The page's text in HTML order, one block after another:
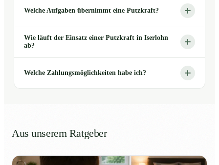
Welche Aufgaben übernimmt eine Putzkraft?
Wie läuft der Einsatz einer Putzkraft in Iserlohn
ab?
Welche Zahlungsmöglichkeiten habe ich?
Aus unserem Ratgeber